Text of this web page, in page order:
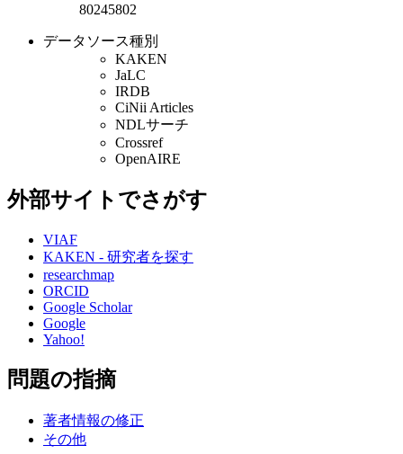
80245802
データソース種別
KAKEN
JaLC
IRDB
CiNii Articles
NDLサーチ
Crossref
OpenAIRE
外部サイトでさがす
VIAF
KAKEN - 研究者を探す
researchmap
ORCID
Google Scholar
Google
Yahoo!
問題の指摘
著者情報の修正
その他